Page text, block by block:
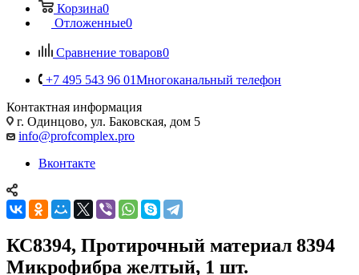
Корзина0
Отложенные0
Сравнение товаров0
+7 495 543 96 01Многоканальный телефон
Контактная информация
г. Одинцово, ул. Баковская, дом 5
info@profcomplex.pro
Вконтакте
КС8394, Протирочный материал 8394
Микрофибра желтый, 1 шт.